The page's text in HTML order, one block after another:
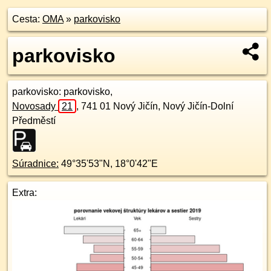
Cesta: OMA» parkovisko
parkovisko
parkovisko: parkovisko,
Novosady
21 , 741 01 Nový Jičín, Nový Jičín-Dolní
Předměstí
Súradnice: 49°35'53"N , 18°0'42"E
Extra: